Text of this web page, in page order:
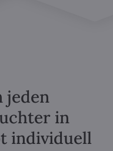
jeden
in
individuell